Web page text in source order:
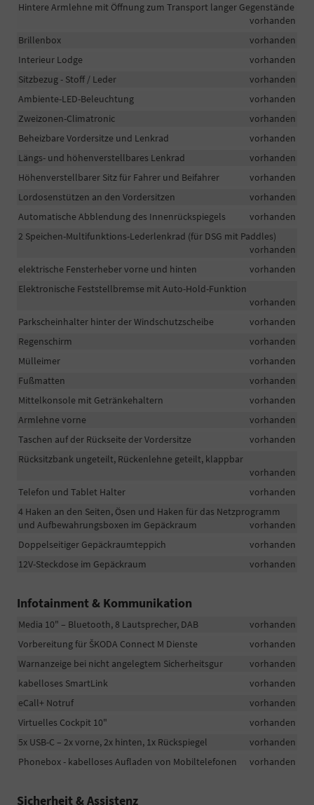
Hintere Armlehne mit Öffnung zum Transport langer Gegenstände
vorhanden
Brillenbox
vorhanden
Interieur Lodge
vorhanden
Sitzbezug - Stoff / Leder
vorhanden
Ambiente-LED-Beleuchtung
vorhanden
Zweizonen-Climatronic
vorhanden
Beheizbare Vordersitze und Lenkrad
vorhanden
Längs- und höhenverstellbares Lenkrad
vorhanden
Höhenverstellbarer Sitz für Fahrer und Beifahrer
vorhanden
Lordosenstützen an den Vordersitzen
vorhanden
Automatische Abblendung des Innenrückspiegels
vorhanden
2 Speichen-Multifunktions-Lederlenkrad (für DSG mit Paddles)
vorhanden
elektrische Fensterheber vorne und hinten
vorhanden
Elektronische Feststellbremse mit Auto-Hold-Funktion
vorhanden
Parkscheinhalter hinter der Windschutzscheibe
vorhanden
Regenschirm
vorhanden
Mülleimer
vorhanden
Fußmatten
vorhanden
Mittelkonsole mit Getränkehaltern
vorhanden
Armlehne vorne
vorhanden
Taschen auf der Rückseite der Vordersitze
vorhanden
Rücksitzbank ungeteilt, Rückenlehne geteilt, klappbar
vorhanden
Telefon und Tablet Halter
vorhanden
4 Haken an den Seiten, Ösen und Haken für das Netzprogramm
und Aufbewahrungsboxen im Gepäckraum
vorhanden
Doppelseitiger Gepäckraumteppich
vorhanden
12V-Steckdose im Gepäckraum
vorhanden
Infotainment & Kommunikation
Media 10" – Bluetooth, 8 Lautsprecher, DAB
vorhanden
Vorbereitung für ŠKODA Connect M Dienste
vorhanden
Warnanzeige bei nicht angelegtem Sicherheitsgur
vorhanden
kabelloses SmartLink
vorhanden
eCall+ Notruf
vorhanden
Virtuelles Cockpit 10"
vorhanden
5x USB-C – 2x vorne, 2x hinten, 1x Rückspiegel
vorhanden
Phonebox - kabelloses Aufladen von Mobiltelefonen
vorhanden
Sicherheit & Assistenz